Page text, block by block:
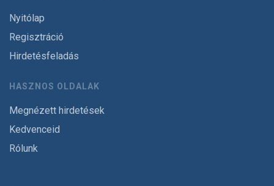
Nyitólap
Regisztráció
Hirdetésfeladás
HASZNOS OLDALAK
Megnézett hirdetések
Kedvenceid
Rólunk